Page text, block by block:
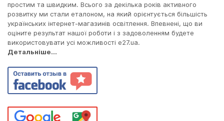
простим та швидким. Всього за декілька років активного
розвитку ми стали еталоном, на який орієнтується більшість
українських інтернет-магазинів освітлення. Впевнені, що ви
оціните результат нашої роботи і з задоволенням будете
використовувати усі можливості e27.ua.
Детальніше...